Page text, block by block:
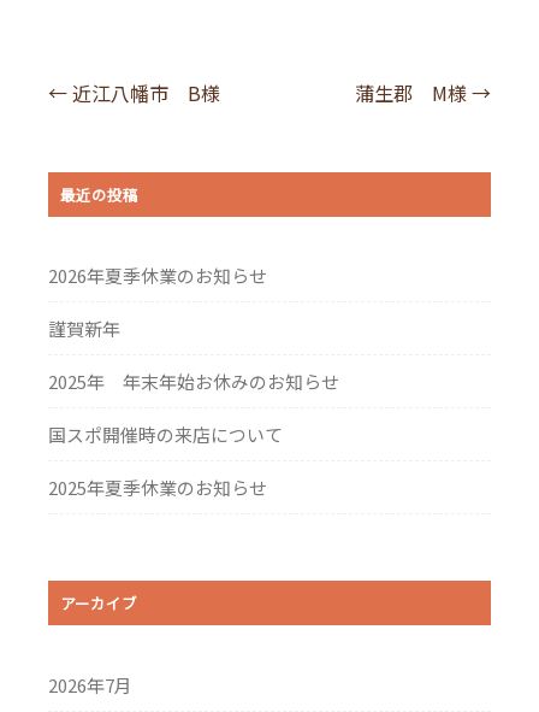
投
ナ
ビ
ー
シ
←近江八幡市 B様 蒲生郡 M様→
最近の投稿
2026年夏季休業のお知らせ
謹賀新年
2025年 年末年始お休みのお知らせ
国スポ開催時の来店について
2025年夏季休業のお知らせ
アーカイブ
2026年7月